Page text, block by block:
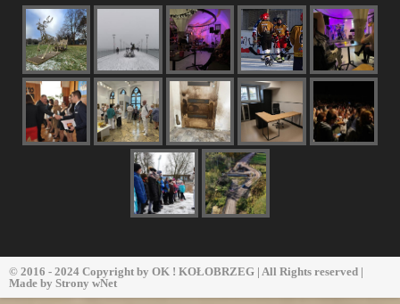
© 2016 - 2024 Copyright by OK ! KOŁOBRZEG | All Rights reserved |
Made by Strony wNet